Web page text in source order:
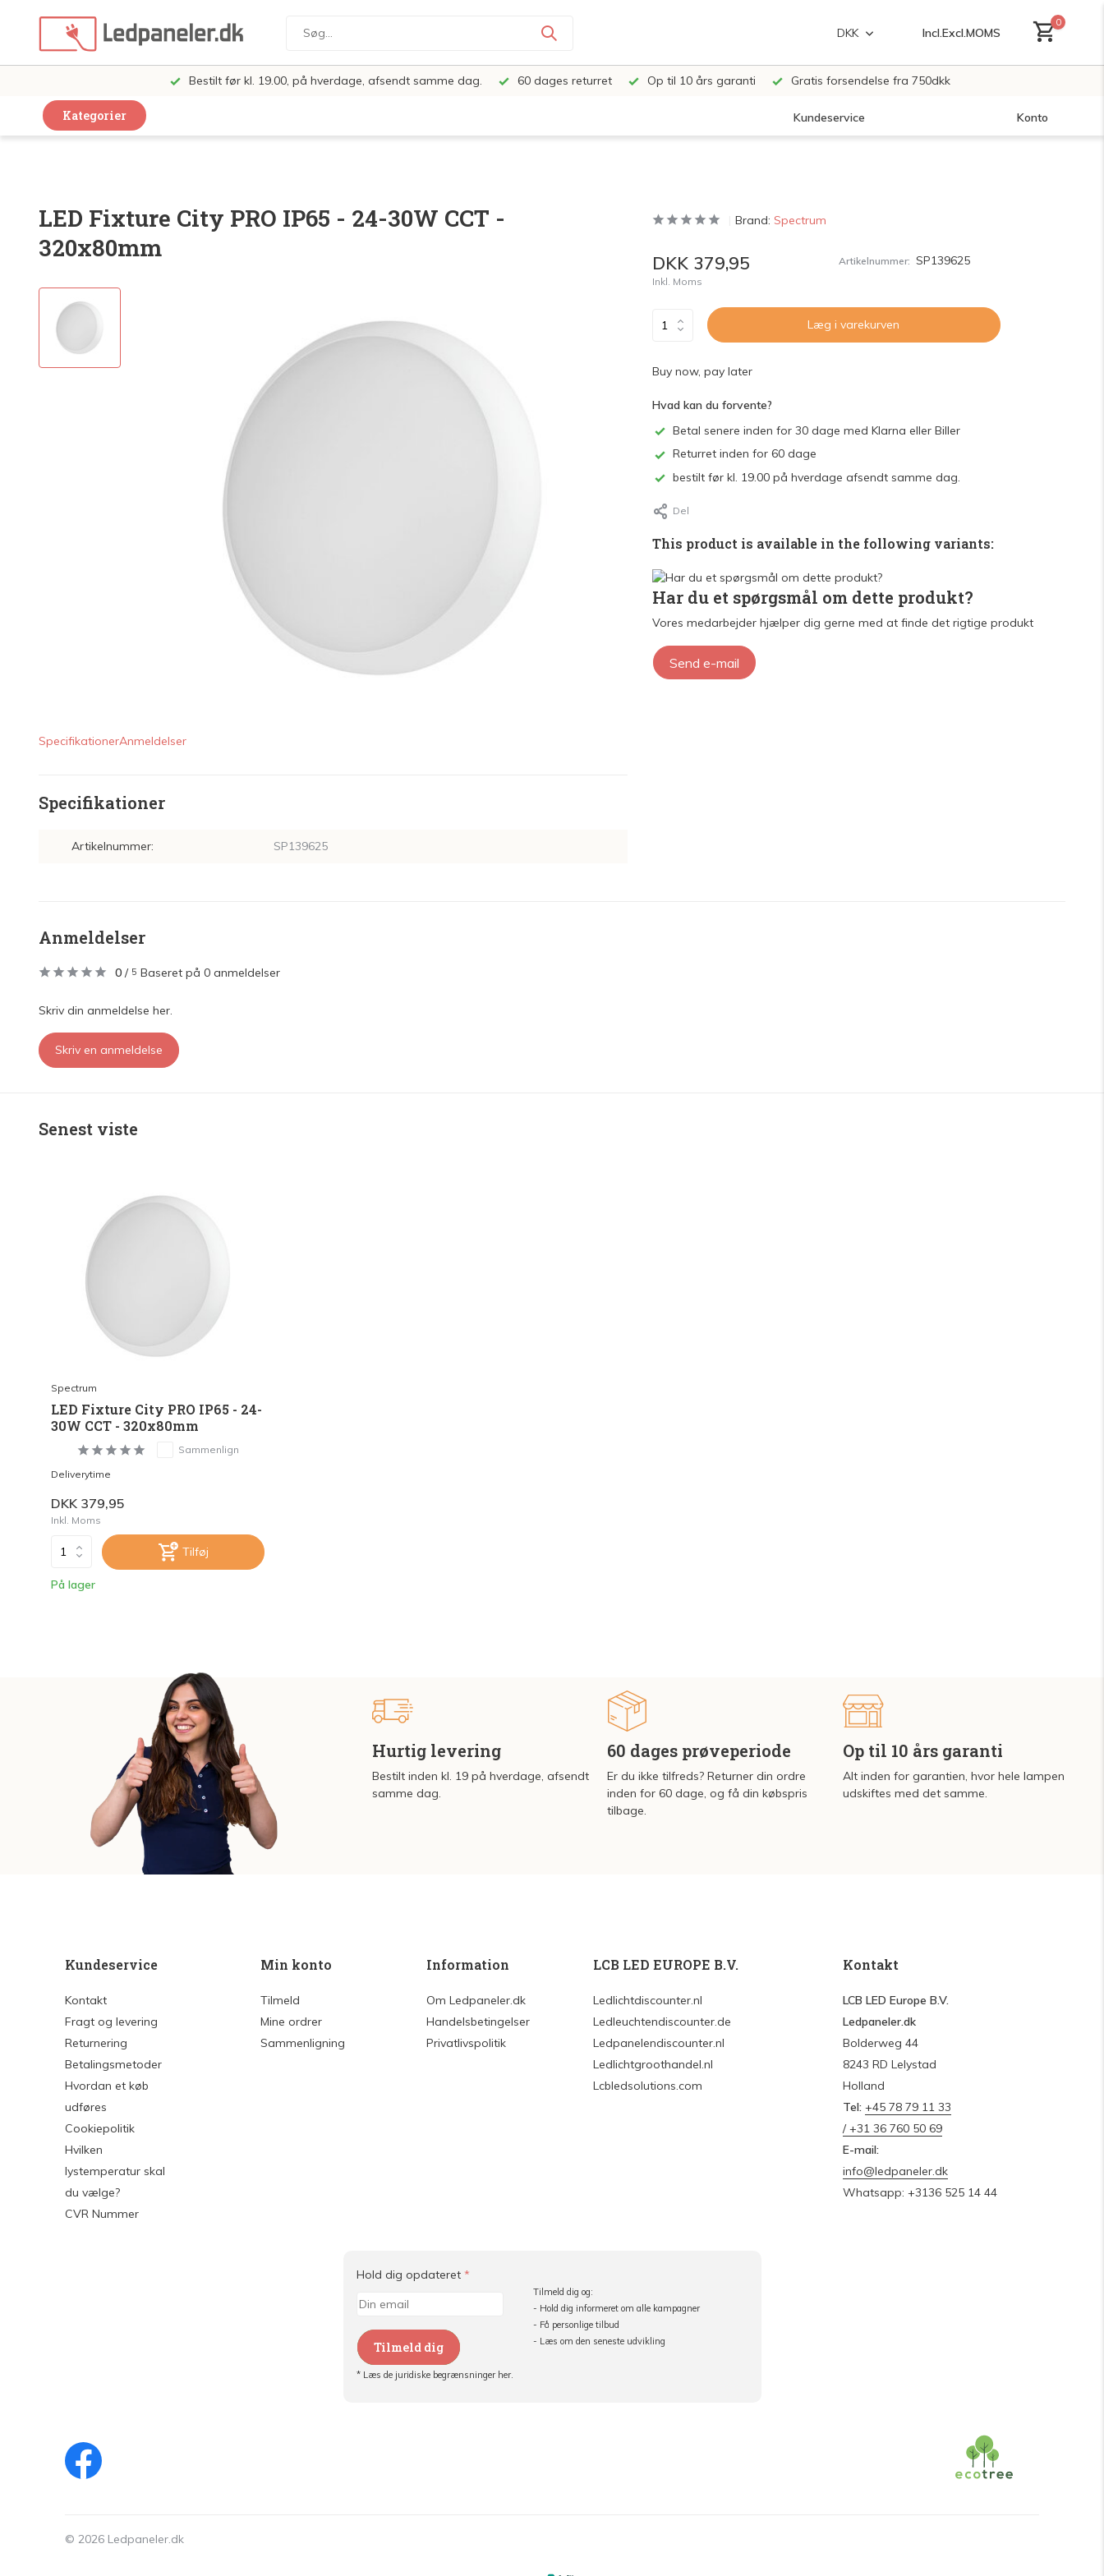
DKK Incl.Excl.MOMS
0
Bestilt før kl. 19.00, på hverdage, afsendt samme dag. 60 dages returret Op til 10 års garanti Gratis forsendelse fra 750dkk
Kategorier Kundeservice Konto
LED Loft og Væglamper
LED Spots og lamper
LED Pærer
LED Butiksbelysning
Installationsmateriale og tilbehør
LED Fixture City PRO IP65 - 24-30W CCT -
320x80mm
SpecifikationerAnmeldelser
Specifikationer
Artikelnummer: SP139625
Brand: Spectrum
DKK 379,95
Inkl. Moms
Artikelnummer: SP139625
Læg i varekurven
Buy now, pay later
Hvad kan du forvente?
Betal senere inden for 30 dage med Klarna eller Biller
Returret inden for 60 dage
bestilt før kl. 19.00 på hverdage afsendt samme dag.
Del
This product is available in the following variants:
Har du et spørgsmål om dette produkt?
Vores medarbejder hjælper dig gerne med at finde det rigtige produkt
Send e-mail
Anmeldelser
0 / 5 Baseret på 0 anmeldelser
Skriv din anmeldelse her.
Skriv en anmeldelse
Senest viste
Spectrum
LED Fixture City PRO IP65 - 24-
30W CCT - 320x80mm
Sammenlign
Deliverytime
DKK 379,95
Inkl. Moms
Tilføj
På lager
Hurtig levering
Bestilt inden kl. 19 på hverdage, afsendt
samme dag.
60 dages prøveperiode
Er du ikke tilfreds? Returner din ordre
inden for 60 dage, og få din købspris
tilbage.
Op til 10 års garanti
Alt inden for garantien, hvor hele lampen
udskiftes med det samme.
Kundeservice
Kontakt
Fragt og levering
Returnering
Betalingsmetoder
Hvordan et køb
udføres
Cookiepolitik
Hvilken
lystemperatur skal
du vælge?
CVR Nummer
Min konto
Tilmeld
Mine ordrer
Sammenligning
Information
Om Ledpaneler.dk
Handelsbetingelser
Privatlivspolitik
LCB LED EUROPE B.V.
Ledlichtdiscounter.nl
Ledleuchtendiscounter.de
Ledpanelendiscounter.nl
Ledlichtgroothandel.nl
Lcbledsolutions.com
Kontakt
LCB LED Europe B.V.
Ledpaneler.dk
Bolderweg 44
8243 RD Lelystad
Holland
Tel: +45 78 79 11 33
/ +31 36 760 50 69
E-mail:
info@ledpaneler.dk
Whatsapp: +3136 525 14 44
Hold dig opdateret *
Tilmeld dig
* Læs de juridiske begrænsninger her.
Tilmeld dig og:
- Hold dig informeret om alle kampagner
- Få personlige tilbud
- Læs om den seneste udvikling
© 2026 Ledpaneler.dk